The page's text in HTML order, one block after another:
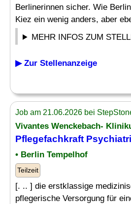
Berlinerinnen sicher. Wie
Kiez ein wenig anders, aber
MEHR INFOS ZUM
▶ Zur Stellenanzeige
Job am 21.06.2026 bei
Vivantes Wenckebach-
Pflegefachkraft
• Berlin Tempelhof
Teilzeit
[. .. ] die erstklassige
pflegerische Versorgung für